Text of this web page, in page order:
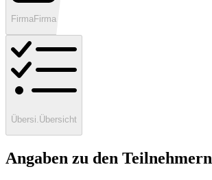
Firma Firma
Übersi. Übersicht
Angaben zu den Teilnehmern